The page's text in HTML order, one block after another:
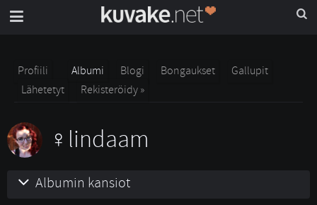
Profiili Albumi Blogi Bongaukset
Gallupit
Lähetetyt
Rekisteröidy »
lindaam
Albumin kansiot